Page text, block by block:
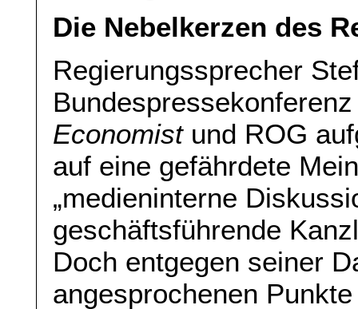
Die Nebelkerzen des
Regierungssprecher
Economistund ROG
auf eine gefährdete
„medieninterne
geschäftsführende
Doch entgegen seiner
angesprochenen